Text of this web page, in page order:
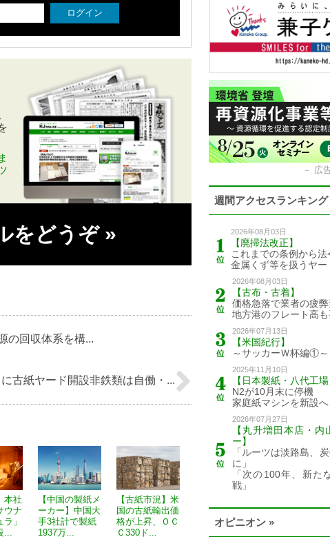
をどうぞ »
の回収体系を構...
古紙ヤード開設非鉄類は自働・...
本社
ウナ
」
【中国の製紙メ
ーカー】中国大
手3社計で製紙
1937万...
【古紙市況】米
国の古紙輸出価
格が上昇、ＯＣ
Ｃ330ド...
－ 広
週間アクセスランキング
2026年08月03日
【廃掃法改正】
これまでの条例から
金属くず等を扱うヤー
2026年08月03日
【古布・古着】
価格急落で業者の疲
地方港のフレート高も
2026年07月13日
【米国紀行】
～サッカーＷ杯編①～
2025年11月10日
【日本製紙・八代工場
N2が10月末に停機
家庭紙マシンを新設へ
2026年07月27日
【丸升増田本店・内
ー】
「ルーツは淡路島、
に」
「次の100年、新た
戦」
オピニオン »